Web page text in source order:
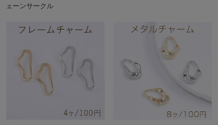
ェーンサークル